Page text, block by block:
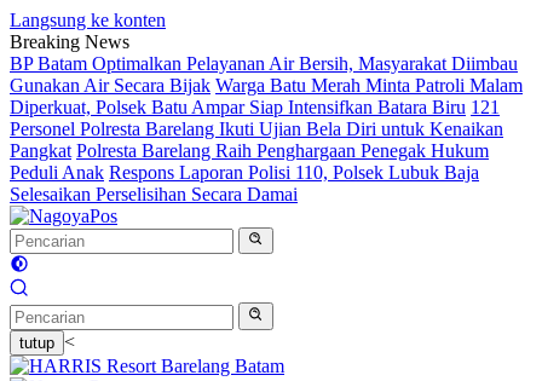
Langsung ke konten
Breaking News
BP Batam Optimalkan Pelayanan Air Bersih, Masyarakat Diimbau
Gunakan Air Secara Bijak Warga Batu Merah Minta Patroli Malam
Diperkuat, Polsek Batu Ampar Siap Intensifkan Batara Biru 121
Personel Polresta Barelang Ikuti Ujian Bela Diri untuk Kenaikan
Pangkat Polresta Barelang Raih Penghargaan Penegak Hukum
Peduli Anak Respons Laporan Polisi 110, Polsek Lubuk Baja
Selesaikan Perselisihan Secara Damai
tutup <